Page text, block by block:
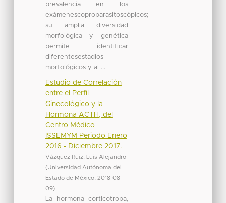
prevalencia en los
exámenescoproparasitoscópicos;
su amplia diversidad
morfológica y genética
permite identificar
diferentesestadios
morfológicos y al ...
Estudio de Correlación
entre el Perfil
Ginecológico y la
Hormona ACTH, del
Centro Médico
ISSEMYM Periodo Enero
2016 - Diciembre 2017.
Vázquez Ruiz, Luis Alejandro
(Universidad Autónoma del
Estado de México, 2018-08-
09)
La hormona corticotropa,